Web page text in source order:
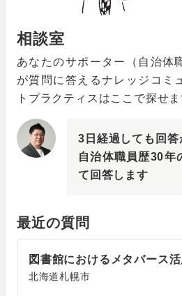
相談室
あなたのサポーター（自治体
が質問に答えるナレッジコミ
トプラクティスはここで探せま
3日経過しても回答
自治体職員歴30年
て回答します
最近の質問
図書館におけるメタバース
北海道札幌市